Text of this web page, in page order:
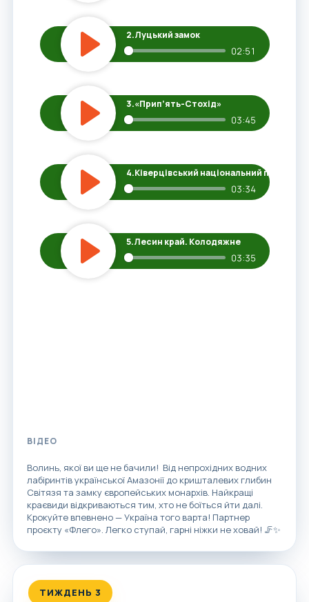
2.Луцький замок
02:51
3.«Прип’ять-Стохід»
03:45
4.Ківерцівський національний парк
03:34
5.Лесин край. Колодяжне
03:35
ВІДЕО
Волинь, якої ви ще не бачили! Від непрохідних водних
лабіринтів української Амазонії до кришталевих глибин
Світязя та замку європейських монархів. Найкращі
краєвиди відкриваються тим, хто не боїться йти далі.
Крокуйте впевнено — Україна того варта! Партнер
проєкту «Флего». Легко ступай, гарні ніжки не ховай! 🦵✨
ТИЖДЕНЬ 3